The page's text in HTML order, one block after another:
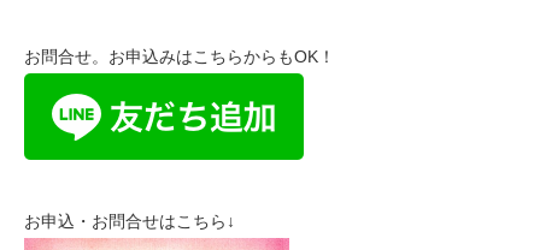
お問合せ。お申込みはこちらからもOK！
お申込・お問合せはこちら↓